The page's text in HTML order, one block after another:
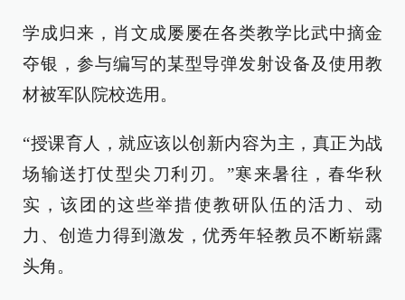
学成归来，肖文成屡屡在各类教学比武中摘金
夺银，参与编写的某型导弹发射设备及使用教
材被军队院校选用。
“授课育人，就应该以创新内容为主，真正为战
场输送打仗型尖刀利刃。”寒来暑往，春华秋
实，该团的这些举措使教研队伍的活力、动
力、创造力得到激发，优秀年轻教员不断崭露
头角。